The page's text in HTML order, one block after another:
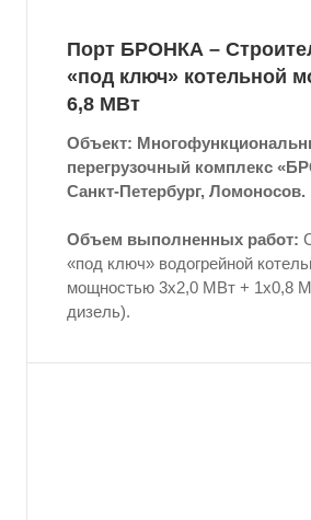
Порт БРОНКА –
«под ключ» котельной
6,8 МВт
Объект:
перегрузочный комплекс
Санкт-Петербург, Ломоносов.
Объем выполненных работ:
«под ключ» водогрейной
мощностью 3x2,0 МВт + 1x0,8
дизель).